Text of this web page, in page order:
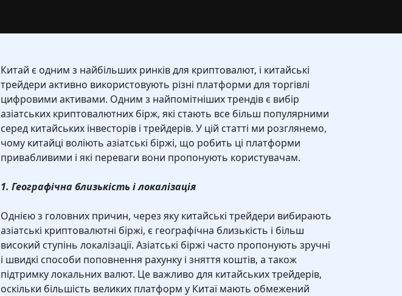
Китай є одним з найбільших ринків для криптовалют, і китайські
трейдери активно використовують різні платформи для торгівлі
цифровими активами. Одним з найпомітніших трендів є вибір
азіатських криптовалютних бірж, які стають все більш популярними
серед китайських інвесторів і трейдерів. У цій статті ми розглянемо,
чому китайці воліють азіатські біржі, що робить ці платформи
привабливими і які переваги вони пропонують користувачам.
1. Географічна близькість і локалізація
Однією з головних причин, через яку китайські трейдери вибирають
азіатські криптовалютні біржі, є географічна близькість і більш
високий ступінь локалізації. Азіатські біржі часто пропонують зручні
і швидкі способи поповнення рахунку і зняття коштів, а також
підтримку локальних валют. Це важливо для китайських трейдерів,
оскільки більшість великих платформ у Китаї мають обмежений